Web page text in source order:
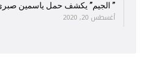
” الجيم” يكشف حمل ياسمين
أغسطس 20, 2020